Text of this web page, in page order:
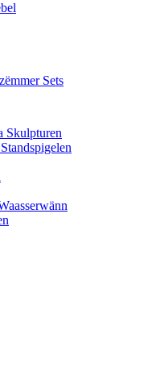
Sets
Skulpturen